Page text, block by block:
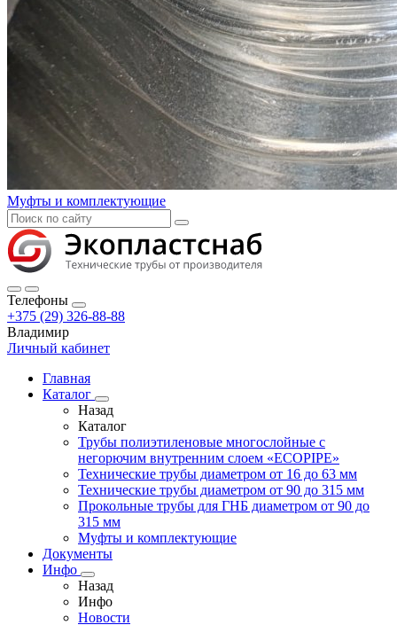
Муфты и комплектующие
Телефоны
+375 (29) 326-88-88
Владимир
Личный кабинет
Главная
Каталог
Назад
Каталог
Трубы полиэтиленовые многослойные с
негорючим внутренним слоем «ECOPIPE»
Технические трубы диаметром от 16 до 63 мм
Технические трубы диаметром от 90 до 315 мм
Прокольные трубы для ГНБ диаметром от 90 до
315 мм
Муфты и комплектующие
Документы
Инфо
Назад
Инфо
Новости